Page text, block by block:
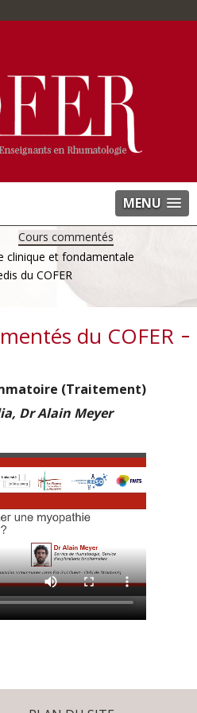
MENU
Cours commentés
clinique et fondamentale
du COFER
du COFER
(Traitement)
Dr Alain Meyer